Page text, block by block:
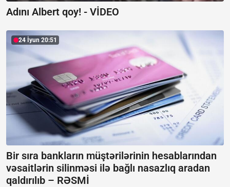
Adını Albert qoy! - VİDEO
24 İyun 20:51
Bir sıra bankların müştərilərinin hesablarından
vəsaitlərin silinməsi ilə bağlı nasazlıq aradan
qaldırılıb – RƏSMİ